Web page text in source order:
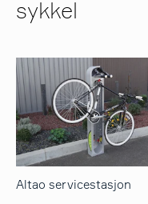
sykkel
Altao servicestasjon